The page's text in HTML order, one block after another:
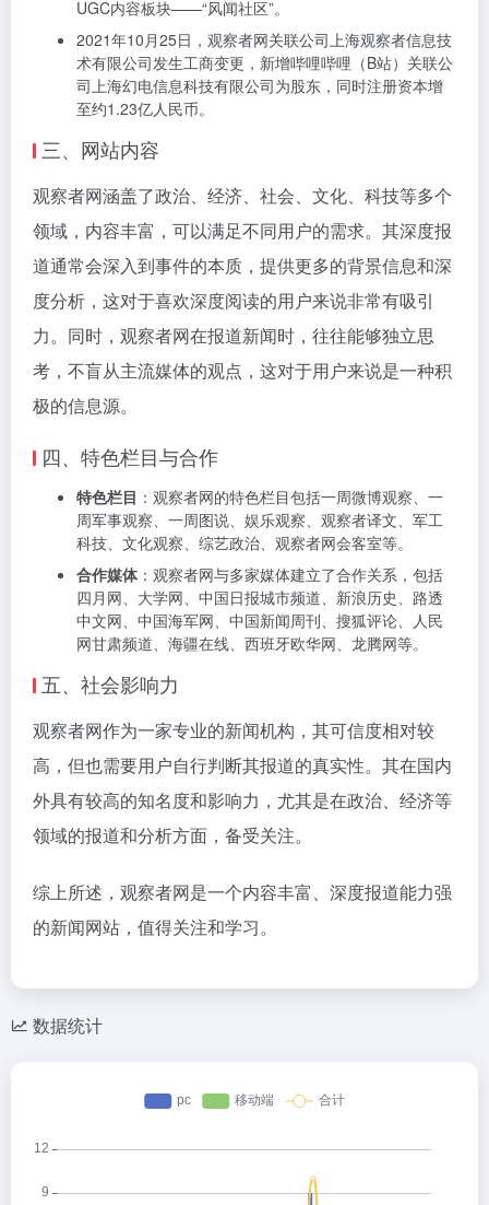
UGC内容板块——“风闻社区”。
2021年10月25日，观察者网关联公司上海观察者信息技
术有限公司发生工商变更，新增哔哩哔哩（B站）关联公
司上海幻电信息科技有限公司为股东，同时注册资本增
至约1.23亿人民币。
三、网站内容
观察者网涵盖了政治、经济、社会、文化、科技等多个
领域，内容丰富，可以满足不同用户的需求。其深度报
道通常会深入到事件的本质，提供更多的背景信息和深
度分析，这对于喜欢深度阅读的用户来说非常有吸引
力。同时，观察者网在报道新闻时，往往能够独立思
考，不盲从主流媒体的观点，这对于用户来说是一种积
极的信息源。
四、特色栏目与合作
特色栏目 ：观察者网的特色栏目包括一周微博观察、一
周军事观察、一周图说、娱乐观察、观察者译文、军工
科技、文化观察、综艺政治、观察者网会客室等。
合作媒体：观察者网与多家媒体建立了合作关系，包括
四月网、大学网、中国日报城市频道、新浪历史、路透
中文网、中国海军网、中国新闻周刊、搜狐评论、人民
网甘肃频道、海疆在线、西班牙欧华网、龙腾网等。
五、社会影响力
观察者网作为一家专业的新闻机构，其可信度相对较
高，但也需要用户自行判断其报道的真实性。其在国内
外具有较高的知名度和影响力，尤其是在政治、经济等
领域的报道和分析方面，备受关注。
综上所述，观察者网是一个内容丰富、深度报道能力强
的新闻网站，值得关注和学习。
数据统计